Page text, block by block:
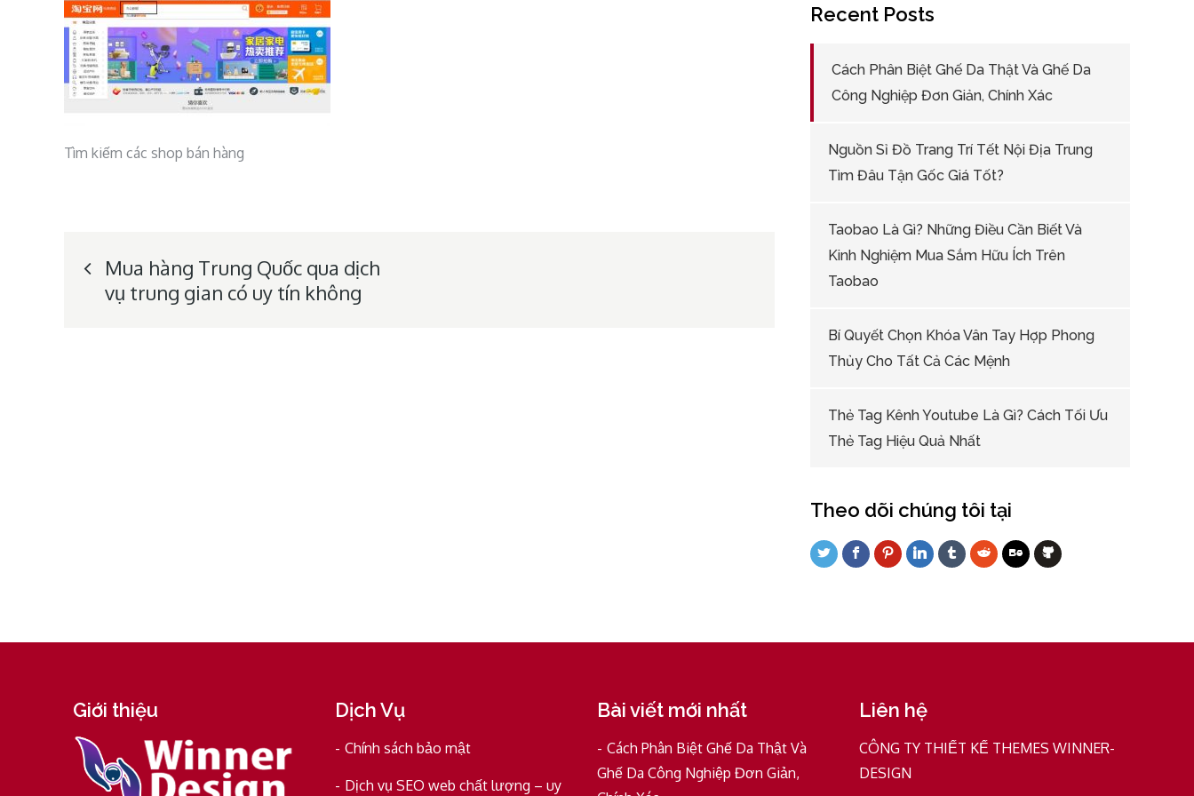
Tìm kiếm các shop bán hàng
Post
navigation
Mua hàng Trung Quốc qua dịch
vụ trung gian có uy tín không
Recent Posts
Cách Phân Biệt Ghế Da Thật Và Ghế Da
Công Nghiệp Đơn Giản, Chính Xác
Nguồn Sỉ Đồ Trang Trí Tết Nội Địa Trung
Tìm Đâu Tận Gốc Giá Tốt?
Taobao Là Gì? Những Điều Cần Biết Và
Kinh Nghiệm Mua Sắm Hữu Ích Trên
Taobao
Bí Quyết Chọn Khóa Vân Tay Hợp Phong
Thủy Cho Tất Cả Các Mệnh
Thẻ Tag Kênh Youtube Là Gì? Cách Tối Ưu
Thẻ Tag Hiệu Quả Nhất
Theo dõi chúng tôi tại
Giới thiệu Dịch Vụ
Chính sách bảo mật
Dịch vụ SEO web chất lượng – uy
Bài viết mới nhất
Cách Phân Biệt Ghế Da Thật Và
Ghế Da Công Nghiệp Đơn Giản,
Liên hệ
CÔNG TY THIẾT KẾ THEMES WINNER-
DESIGN